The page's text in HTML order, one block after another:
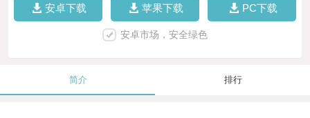
安卓下载 苹果下载 PC下载
安卓市场，安全绿色
简介 排行